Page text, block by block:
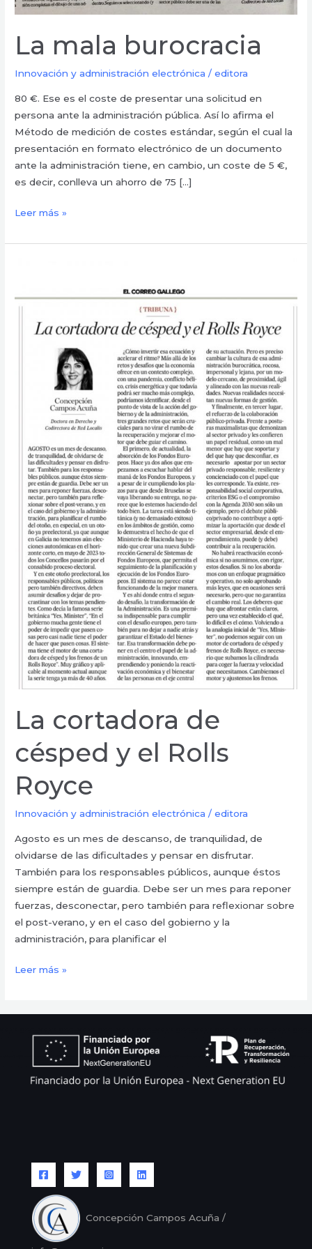
La mala burocracia
Innovación y administración electrónica /editora
80 €. Ese es el coste de presentar una solicitud en
persona ante la administración pública. Así lo afirma el
Método de medición de costes estándar, según el cual la
presentación en formato electrónico de un documento
ante la administración tiene, en cambio, un coste de 5 €,
es decir, conlleva un ahorro de 75 […]
Leer más »
La cortadora de
césped y el Rolls
Royce
Innovación y administración electrónica /editora
Agosto es un mes de descanso, de tranquilidad, de
olvidarse de las dificultades y pensar en disfrutar.
También para los responsables públicos, aunque éstos
siempre están de guardia. Debe ser un mes para reponer
fuerzas, desconectar, pero también para reflexionar sobre
el post-verano, y en el caso del gobierno y la
administración, para planificar el
de
Leer más »
Concepción Campos Acuña /